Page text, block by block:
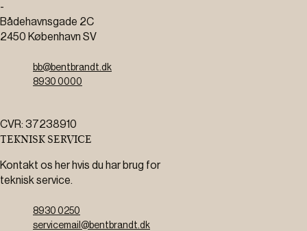
-
Bådehavnsgade 2C
2450 København SV
bb@bentbrandt.dk
8930 0000
CVR: 37238910
TEKNISK SERVICE
Kontakt os her hvis du har brug for
teknisk service.
8930 0250
servicemail@bentbrandt.dk